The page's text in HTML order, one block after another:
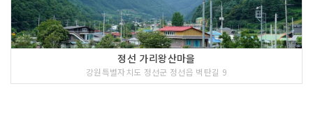
정선 가리왕산마을
강원특별자치도 정선군 정선읍 벽탄길 9